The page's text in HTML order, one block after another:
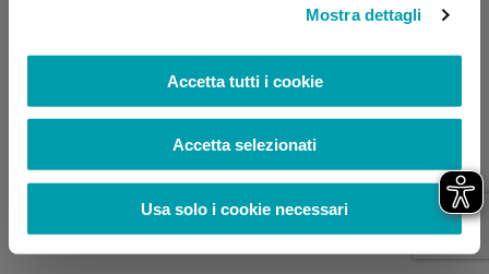
Mostra dettagli
Accetta tutti i cookie
Accetta selezionati
Usa solo i cookie necessari